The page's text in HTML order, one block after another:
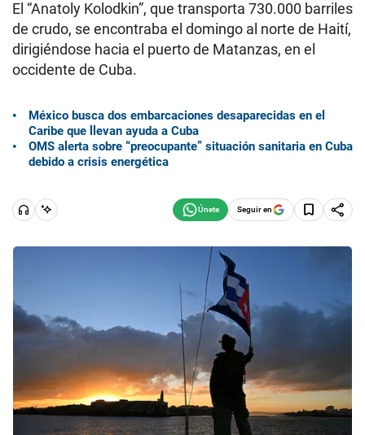
El “Anatoly Kolodkin”, que transporta 730.000 barriles
de crudo, se encontraba el domingo al norte de Haití,
dirigiéndose hacia el puerto de Matanzas, en el
occidente de Cuba.
México busca dos embarcaciones desaparecidas en el
Caribe que llevan ayuda a Cuba
OMS alerta sobre “preocupante” situación sanitaria en Cuba
debido a crisis energética
Seguir en